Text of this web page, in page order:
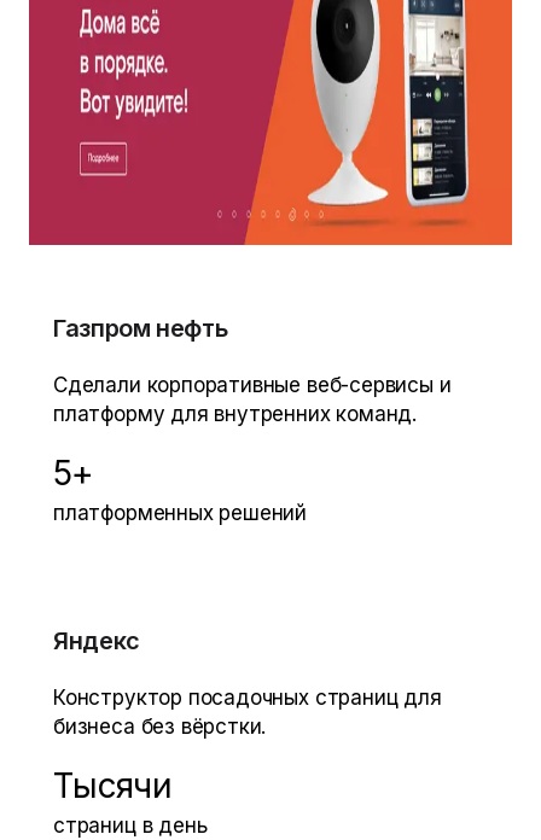
Сделали платформу, на которой гибкие
команды запускают проекты.
лет вместе
Газпром нефть
Сделали корпоративные веб-сервисы и
платформу для внутренних команд.
5+
платформенных решений
Яндекс
Конструктор посадочных страниц для
бизнеса без вёрстки.
Тысячи
страниц в день